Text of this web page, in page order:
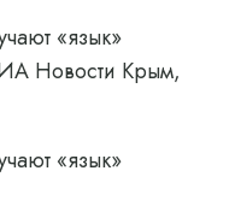
«язык»
Новости Крым,
«язык»